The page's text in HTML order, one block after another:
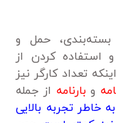
حمل و
استفاده کردن از
تعداد کارگر نیز
و بارنامه از جمله
خاطر تجربه بالایی